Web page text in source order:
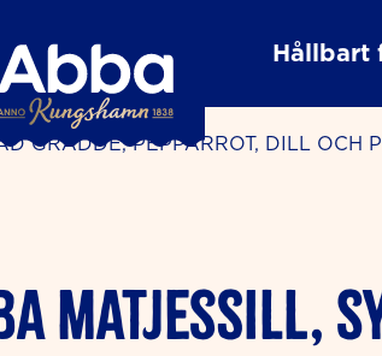
Hållbart
GRÄDDE, PEPPARROT, DILL OCH
MATJESSILL,